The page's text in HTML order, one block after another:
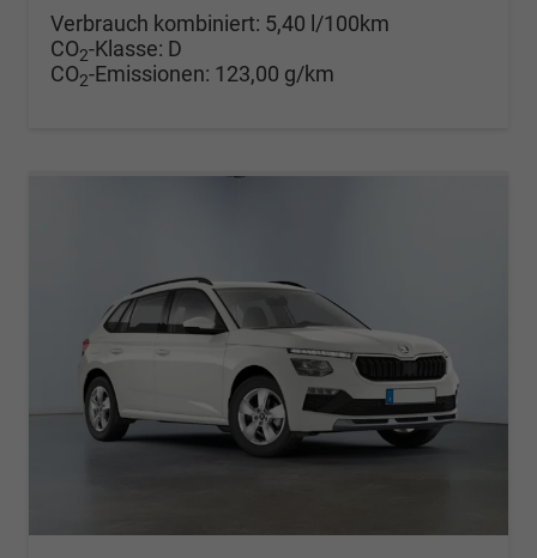
Verbrauch kombiniert: 5,40 l/100km
CO2-Klasse: D
CO2-Emissionen: 123,00 g/km